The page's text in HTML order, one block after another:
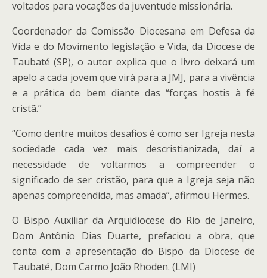
voltados para vocações da juventude missionária.
Coordenador da Comissão Diocesana em Defesa da
Vida e do Movimento legislação e Vida, da Diocese de
Taubaté (SP), o autor explica que o livro deixará um
apelo a cada jovem que virá para a JMJ, para a vivência
e a prática do bem diante das “forças hostis à fé
cristã.”
“Como dentre muitos desafios é como ser Igreja nesta
sociedade cada vez mais descristianizada, daí a
necessidade de voltarmos a compreender o
significado de ser cristão, para que a Igreja seja não
apenas compreendida, mas amada”, afirmou Hermes.
O Bispo Auxiliar da Arquidiocese do Rio de Janeiro,
Dom Antônio Dias Duarte, prefaciou a obra, que
conta com a apresentação do Bispo da Diocese de
Taubaté, Dom Carmo João Rhoden. (LMI)